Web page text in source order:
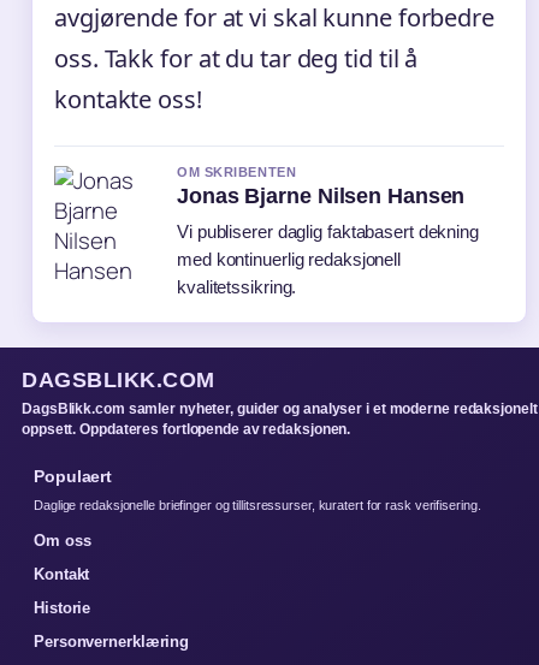
avgjørende for at vi skal kunne forbedre
oss. Takk for at du tar deg tid til å
kontakte oss!
OM SKRIBENTEN
Jonas Bjarne Nilsen Hansen
Vi publiserer daglig faktabasert dekning
med kontinuerlig redaksjonell
kvalitetssikring.
DAGSBLIKK.COM
DagsBlikk.com samler nyheter, guider og analyser i et moderne redaksjonelt
oppsett. Oppdateres fortlopende av redaksjonen.
Populaert
Daglige redaksjonelle briefinger og tillitsressurser, kuratert for rask verifisering.
Om oss
Kontakt
Historie
Personvernerklæring